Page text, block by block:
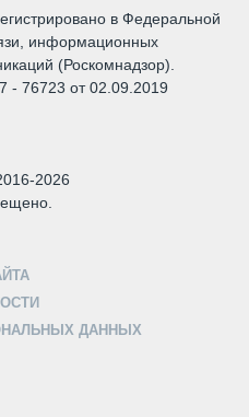
в Федеральной
информационных
(Роскомнадзор).
- 76723 от 02.09.2019
2026
ДАННЫХ